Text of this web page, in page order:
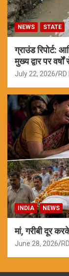
NEWS STATE
ग्राउंड रिपोर्ट:
मुख्य द्वार पर
July 22, 2026
INDIA NEWS
मां, गरीबी दूर
June 28, 2026